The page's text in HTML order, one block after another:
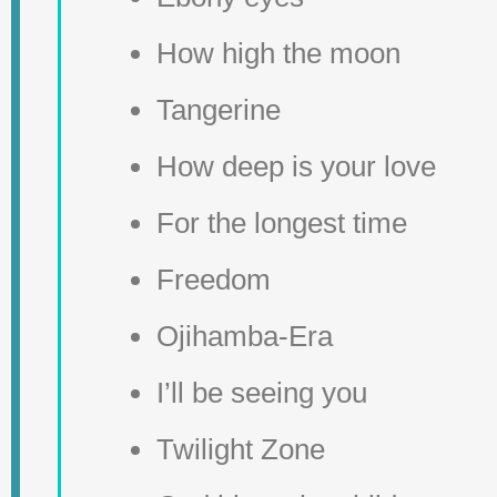
How high the moon
Tangerine
How deep is your love
For the longest time
Freedom
Ojihamba-Era
I’ll be seeing you
Twilight Zone